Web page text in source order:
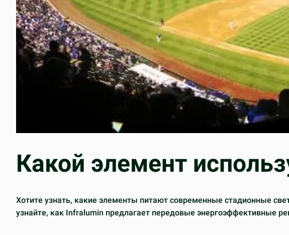
Какой элемент
Хотите узнать, какие элементы питают современные стадионные
узнайте, как Infralumin предлагает передовые энергоэффективные